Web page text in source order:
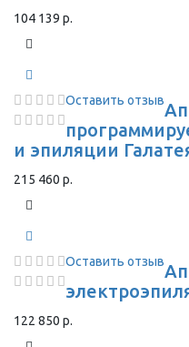
104 139 р.
Оставить отзыв
и эпиляции
215 460 р.
Оставить отзыв
122 850 р.